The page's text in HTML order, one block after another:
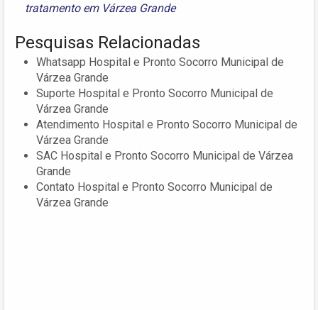
tratamento em Várzea Grande
Pesquisas Relacionadas
Whatsapp Hospital e Pronto Socorro Municipal de
Várzea Grande
Suporte Hospital e Pronto Socorro Municipal de
Várzea Grande
Atendimento Hospital e Pronto Socorro Municipal de
Várzea Grande
SAC Hospital e Pronto Socorro Municipal de Várzea
Grande
Contato Hospital e Pronto Socorro Municipal de
Várzea Grande